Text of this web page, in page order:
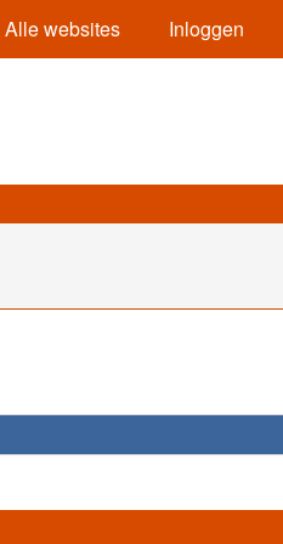
Alle websites Inloggen